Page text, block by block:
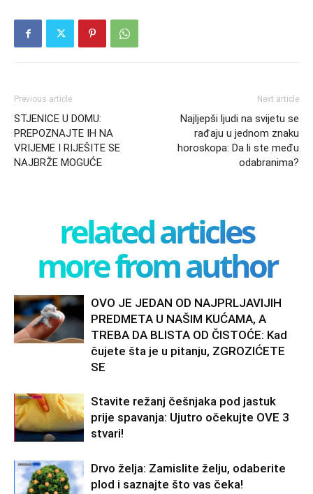
Previous article
STJENICE U DOMU:
PREPOZNAJTE IH NA
VRIJEME I RIJEŠITE SE
NAJBRŽE MOGUĆE
Next article
Najljepši ljudi na svijetu se
rađaju u jednom znaku
horoskopa: Da li ste među
odabranima?
related articles
more from author
OVO JE JEDAN OD NAJPRLJAVIJIH
PREDMETA U NAŠIM KUĆAMA, A
TREBA DA BLISTA OD ČISTOĆE: Kad
čujete šta je u pitanju, ZGROZIĆETE
SE
Stavite režanj češnjaka pod jastuk
prije spavanja: Ujutro očekujte OVE 3
stvari!
Drvo želja: Zamislite želju, odaberite
plod i saznajte što vas čeka!